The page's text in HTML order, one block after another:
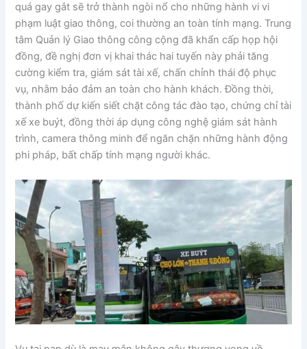
quá gay gắt sẽ trở thành ngòi nổ cho những hành vi vi
phạm luật giao thông, coi thường an toàn tính mạng. Trung
tâm Quản lý Giao thông công cộng đã khẩn cấp họp hội
đồng, đề nghị đơn vị khai thác hai tuyến này phải tăng
cường kiểm tra, giám sát tài xế, chấn chỉnh thái độ phục
vụ, nhằm bảo đảm an toàn cho hành khách. Đồng thời,
thành phố dự kiến siết chặt công tác đào tạo, chứng chỉ tài
xế xe buýt, đồng thời áp dụng công nghệ giám sát hành
trình, camera thông minh để ngăn chặn những hành động
phi pháp, bất chấp tính mạng người khác.